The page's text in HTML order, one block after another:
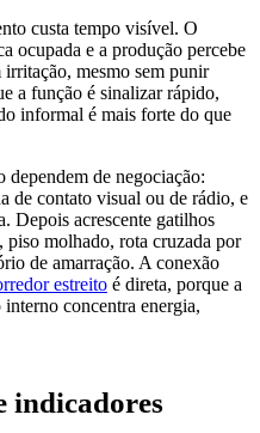
custa tempo visível. O
ocupada e a produção percebe
irritação, mesmo sem punir
a função é sinalizar rápido,
informal é mais forte do que
dependem de negociação:
de contato visual ou de rádio, e
Depois acrescente gatilhos
piso molhado, rota cruzada por
de amarração. A conexão
estreito é direta, porque a
concentra energia,
indicadores